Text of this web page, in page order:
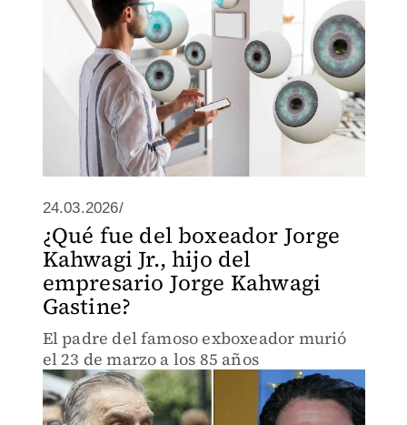
24.03.2026/
¿Qué fue del boxeador Jorge
Kahwagi Jr., hijo del
empresario Jorge Kahwagi
Gastine?
El padre del famoso exboxeador murió
el 23 de marzo a los 85 años